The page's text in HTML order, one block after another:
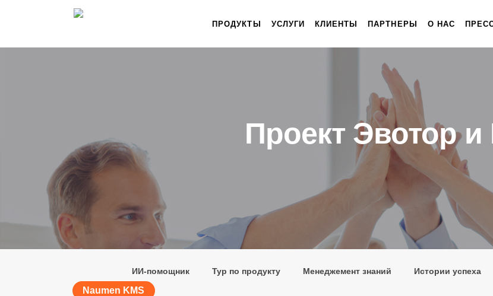
ПРОДУКТЫ УСЛУГИ КЛИЕНТЫ ПАРТНЕРЫ О НАС
Проект Эвотор и
ИИ-помощник Тур по продукту Менеджемент знаний Истории успеха
Naumen KMS